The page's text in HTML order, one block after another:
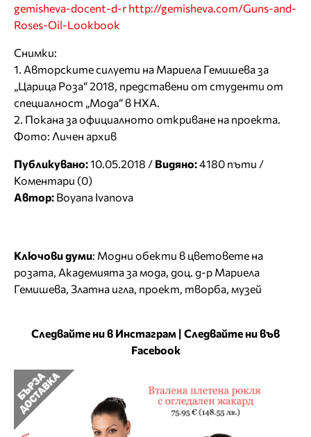
gemisheva-docent-d-r http://gemisheva.com/Guns-and-
Roses-Oil-Lookbook
Снимки:
1. Авторските силуети на Мариела Гемишева за
„Царица Роза“ 2018, представени от студенти от
специалност „Мода“ в НХА.
2. Покана за официалното откриване на проекта.
Фото: Личен архив
Публикувано:10.05.2018 / Видяно:4180 пъти /
Коментари (0)
Автор: Boyana Ivanova
Ключови думи: Модни обекти в цветовете на
розата, Академията за мода, доц. д-р Мариела
Гемишева, Златна игла, проект, творба, музей
Следвайте ни в Инстаграм | Следвайте ни във
Facebook